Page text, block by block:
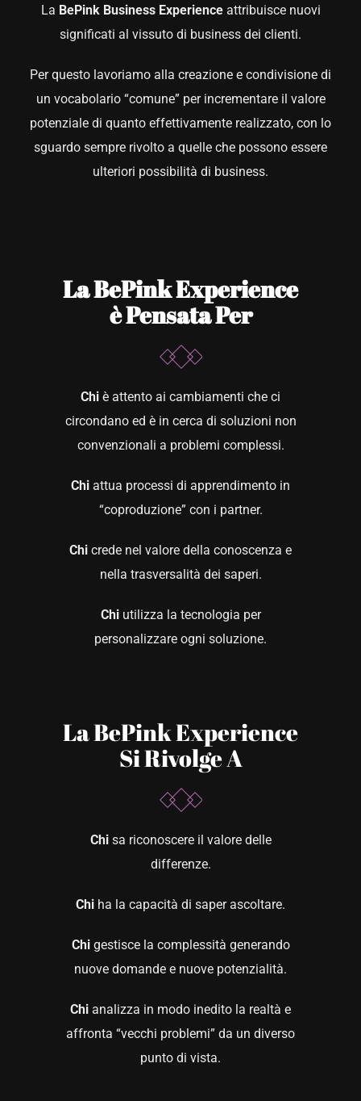
CONTATTACI
La BePink Business Experienceattribuisce nuovi
significati al vissuto di business dei clienti.
Per questo lavoriamo alla creazione e condivisione di
un vocabolario “comune” per incrementare il valore
potenziale di quanto effettivamente realizzato, con lo
sguardo sempre rivolto a quelle che possono essere
ulteriori possibilità di business.
La BePink Experience
è Pensata Per
Chi è attento ai cambiamenti che ci
circondano ed è in cerca di soluzioni non
convenzionali a problemi complessi.
Chi attua processi di apprendimento in
“coproduzione” con i partner.
Chi crede nel valore della conoscenza e
nella trasversalità dei saperi.
Chiutilizza la tecnologia per
personalizzare ogni soluzione.
La BePink Experience
Si Rivolge A
Chisa riconoscere il valore delle
differenze.
Chi ha la capacità di saper ascoltare.
Chigestisce la complessità generando
nuove domande e nuove potenzialità.
Chi analizza in modo inedito la realtà e
affronta “vecchi problemi” da un diverso
punto di vista.